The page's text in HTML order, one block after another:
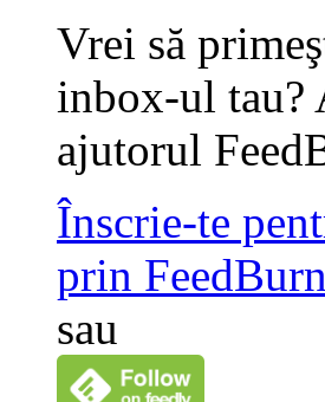
Vrei să
inbox-ul tau?
ajutorul
Înscrie-te
prin
sau